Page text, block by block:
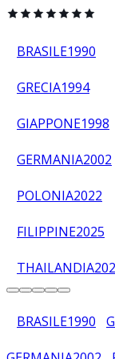
BRASILE1990
GRECIA1994
GIAPPONE1998
GERMANIA2002
POLONIA2022
FILIPPINE2025
THAILANDIA
BRASILE1990